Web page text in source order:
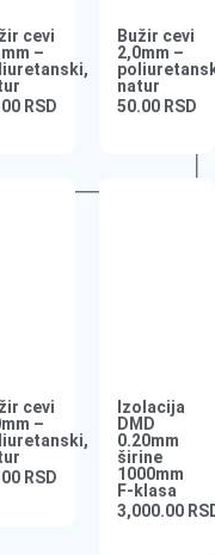
cevi
–
RSD
Bužir cevi
2,0mm –
natur
50.00 RSD
cevi
–
RSD
Izolacija
DMD
0.20mm
širine
1000mm
F-klasa
3,000.00